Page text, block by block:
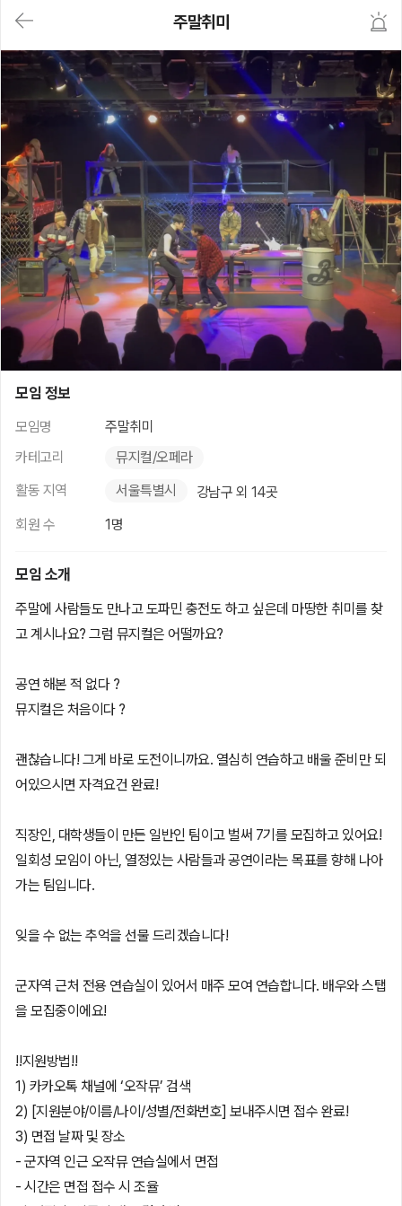
가
기
인,
모
임,
게
시
판,
내
모
임,
M
Y)
본
문
바
로
주말취미
모임 정보
모임명
주말취미
카테고리
뮤지컬/오페라
활동 지역
서울특별시
강남구 외 14곳
회원 수
1명
모임 소개
주말에 사람들도 만나고 도파민 충전도 하고 싶은데 마땅한 취미를 찾
고 계시나요? 그럼 뮤지컬은 어떨까요?
공연 해본 적 없다 ?
뮤지컬은 처음이다 ?
괜찮습니다! 그게 바로 도전이니까요. 열심히 연습하고 배울 준비만 되
어있으시면 자격요건 완료!
직장인, 대학생들이 만든 일반인 팀이고 벌써 7기를 모집하고 있어요!
일회성 모임이 아닌, 열정있는 사람들과 공연이라는 목표를 향해 나아
가는 팀입니다.
잊을 수 없는 추억을 선물 드리겠습니다!
군자역 근처 전용 연습실이 있어서 매주 모여 연습합니다. 배우와 스탭
을 모집중이에요!
‼️지원방법‼️
1) 카카오톡 채널에 ‘오작뮤’ 검색
2) [지원분야/이름/나이/성별/전화번호] 보내주시면 접수 완료!
3) 면접 날짜 및 장소
- 군자역 인근 오작뮤 연습실에서 면접
- 시간은 면접 접수 시 조율